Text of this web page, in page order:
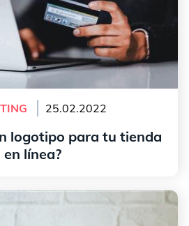
25.02.2022
logotipo para tu tienda
en línea?
con un presupuesto bajo